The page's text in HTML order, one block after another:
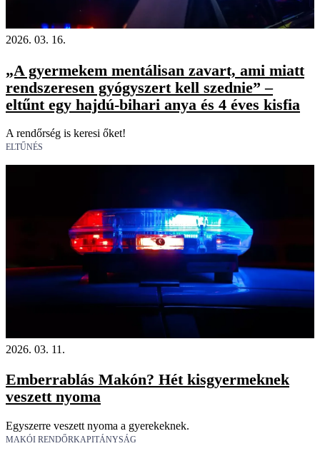
2026. 03. 16.
„A gyermekem mentálisan zavart, ami miatt
rendszeresen gyógyszert kell szednie” –
eltűnt egy hajdú-bihari anya és 4 éves kisfia
A rendőrség is keresi őket!
ELTŰNÉS
2026. 03. 11.
Emberrablás Makón? Hét kisgyermeknek
veszett nyoma
Egyszerre veszett nyoma a gyerekeknek.
MAKÓI RENDŐRKAPITÁNYSÁG